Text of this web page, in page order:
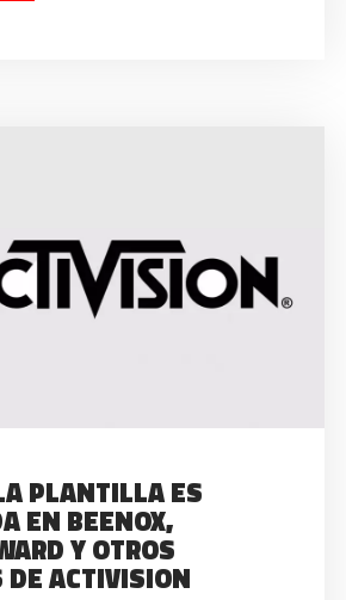
PLANTILLA ES
EN BEENOX,
Y OTROS
ACTIVISION